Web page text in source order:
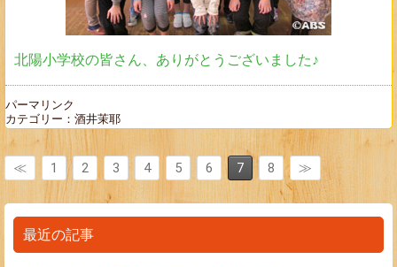
北陽小学校の皆さん、ありがとうございました♪
パーマリンク
カテゴリー： 酒井茉耶
≪ 1 2 3 4 5 6 7 8 ≫
最近の記事